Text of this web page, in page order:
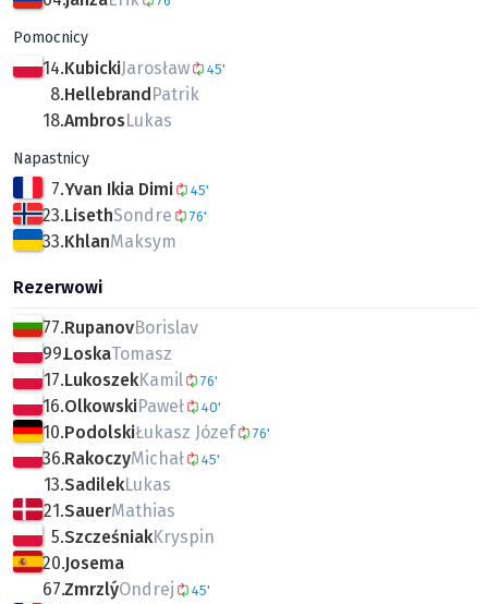
Pomocnicy
14.KubickiJarosław 45'
8.HellebrandPatrik
18.AmbrosLukas
Napastnicy
7.Yvan Ikia Dimi 45'
23.LisethSondre 76'
33.KhlanMaksym
Rezerwowi
77.RupanovBorislav
99.LoskaTomasz
17.LukoszekKamil 76'
16.OlkowskiPaweł 40'
10.PodolskiŁukasz Józef 76'
36.RakoczyMichał 45'
13.SadilekLukas
21.SauerMathias
5.SzcześniakKryspin
20.Josema
67.ZmrzlýOndrej 45'